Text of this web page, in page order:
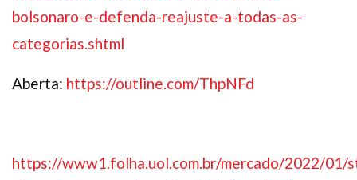
bolsonaro-e-defenda-reajuste-a-todas-as-
categorias.shtml
Aberta: https://outline.com/ThpNFd
https://www1.folha.uol.com.br/mercado/2022/01/